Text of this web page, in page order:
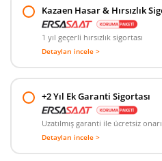
Kazaen Hasar & Hırsızlık
1 yıl geçerli hırsızlık sigortası
Detayları incele >
+2 Yıl Ek Garanti Sigortası
Uzatılmış garanti ile ücretsiz
Detayları incele >